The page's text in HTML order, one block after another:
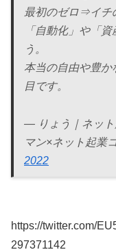
最初のゼロ⇒イチ
「自動化」や「
う。
本当の自由や豊
目です。
— りょう｜ネット
マン×ネット起業
2022
https://twitter.com/
297371142